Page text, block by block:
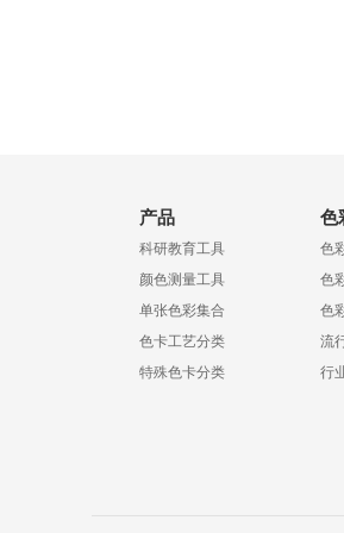
产品
科研教育工具
颜色测量工具
单张色彩集合
色卡工艺分类
特殊色卡分类
色
色
色
色
流
行